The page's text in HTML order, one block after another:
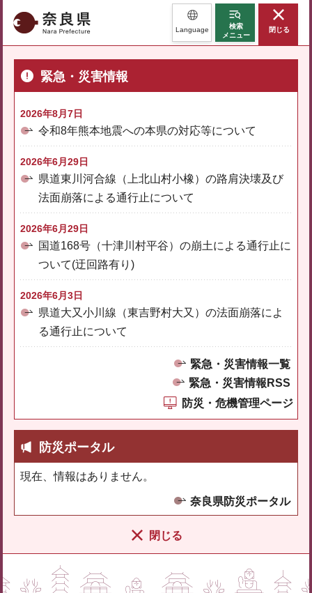
奈良県 Language
検索
メニュー
閉じる
緊急・災害情報
2026年8月7日
令和8年熊本地震への本県の対応等について
2026年6月29日
県道東川河合線（上北山村小橡）の路肩決壊及び
法面崩落による通行止について
2026年6月29日
国道168号（十津川村平谷）の崩土による通行止に
ついて(迂回路有り)
2026年6月3日
県道大又小川線（東吉野村大又）の法面崩落によ
る通行止について
緊急・災害情報一覧
緊急・災害情報RSS
防災・危機管理ページ
防災ポータル
現在、情報はありません。
奈良県防災ポータル
閉じる